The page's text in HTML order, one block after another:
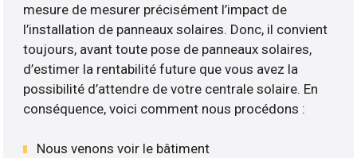
mesure de mesurer précisément l’impact de
l’installation de panneaux solaires. Donc, il convient
toujours, avant toute pose de panneaux solaires,
d’estimer la rentabilité future que vous avez la
possibilité d’attendre de votre centrale solaire. En
conséquence, voici comment nous procédons :
Nous venons voir le bâtiment